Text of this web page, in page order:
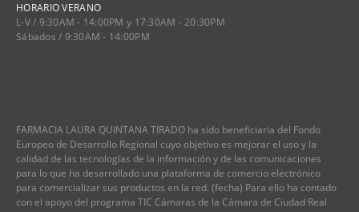
HORARIO VERANO
L-V / 9:30AM - 14:00PM y 17:30AM - 20:30PM
Sábados / 9:30AM - 14:00PM
FARMACIA LAURA QUINTANA TIRADO ha sido beneficiaria del Fondo
Europeo de Desarrollo Regional cuyo objetivo es mejorar el uso y la
calidad de las tecnologías de la información y de las comunicaciones
para lo que ha desarrollado una plataforma de comercio electrónico
para comercializar sus productos en la red. (fecha) Para ello ha contado
con el apoyo del programa TIC Cámaras de la Cámara de Ciudad Real